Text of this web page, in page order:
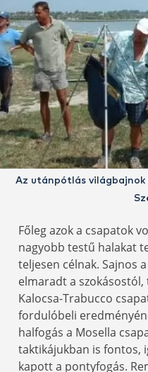
Az utánpótlás világbajnok
Főleg azok a csapatok
nagyobb testű halakat
teljesen célnak. Sajnos
elmaradt a szokásostól,
Kalocsa-Trabucco
fordulóbeli
halfogás a Mosella
taktikájukban is fontos,
kapott a pontyfogás.